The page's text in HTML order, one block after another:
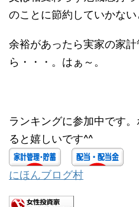
のことに節約していかない
余裕があったら実家の家
ら・・・。はぁ～。
ランキングに参加中です
ると嬉しいです^^
にほんブログ村